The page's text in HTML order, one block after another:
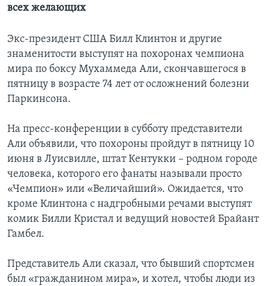
всех желающих
Экс-президент США Билл Клинтон и другие
знаменитости выступят на похоронах чемпиона
мира по боксу Мухаммеда Али, скончавшегося в
пятницу в возрасте 74 лет от осложнений болезни
Паркинсона.
На пресс-конференции в субботу представители
Али объявили, что похороны пройдут в пятницу 10
июня в Луисвилле, штат Кентукки – родном городе
человека, которого его фанаты называли просто
«Чемпион» или «Величайший». Ожидается, что
кроме Клинтона с надгробными речами выступят
комик Билли Кристал и ведущий новостей Брайант
Гамбел.
Представитель Али сказал, что бывший спортсмен
был «гражданином мира», и хотел, чтобы люди из